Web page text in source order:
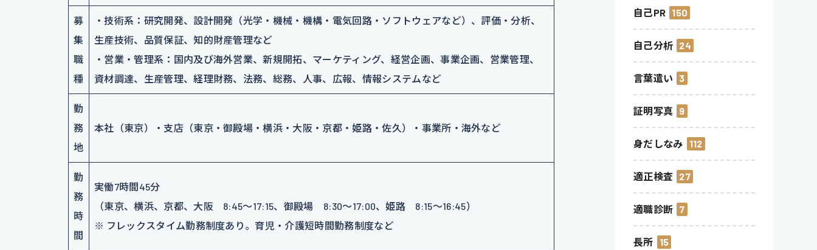
募
集
職
種
・技術系：研究開発、設計開発（光学・機械・機構・電気回路・ソフトウェアなど）、評価・分析、
生産技術、品質保証、知的財産管理など
・営業・管理系：国内及び海外営業、新規開拓、マーケティング、経営企画、事業企画、営業管理、
資材調達、生産管理、経理財務、法務、総務、人事、広報、情報システムなど
勤
務
地
本社（東京）・支店（東京・御殿場・横浜・大阪・京都・姫路・佐久）・事業所・海外など
勤
務
時
間
実働7時間45分
（東京、横浜、京都、大阪 8:45～17:15、御殿場 8:30～17:00、姫路 8:15～16:45）
※ フレックスタイム勤務制度あり。育児・介護短時間勤務制度など
自己PR 150
自己分析 24
言葉遣い 3
証明写真 9
身だしなみ 112
適正検査 27
適職診断 7
長所 15